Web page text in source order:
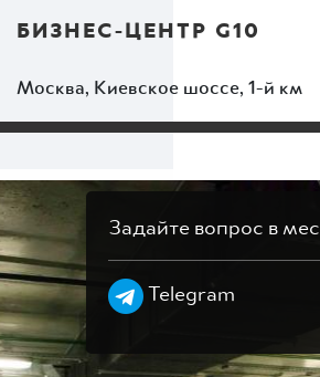
БИЗНЕС-ЦЕНТР G10
Москва, Киевское шоссе, 1-й км
Задайте вопрос в
Telegram